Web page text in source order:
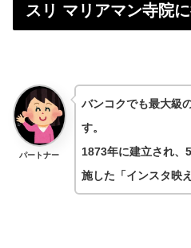
スリ マリアマン寺院
パートナー
バンコクでも最大級
す。
1873年に建立され、
施した 「インスタ映